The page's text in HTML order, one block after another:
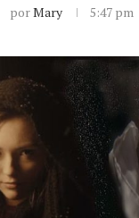
porMary 5:47 pm